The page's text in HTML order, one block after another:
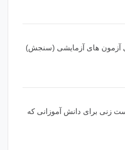
آزمون های آزمایشی (سنجش)
زنی برای دانش آموزانی که